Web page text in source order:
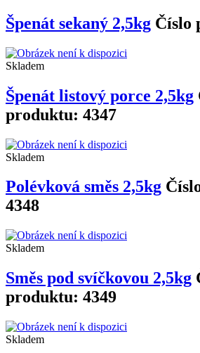
Špenát sekaný 2,5kg Číslo
Skladem
Špenát listový porce 2,5kg
produktu: 4347
Skladem
Polévková směs 2,5kg
4348
Skladem
Směs pod svíčkovou 2,5kg
produktu: 4349
Skladem